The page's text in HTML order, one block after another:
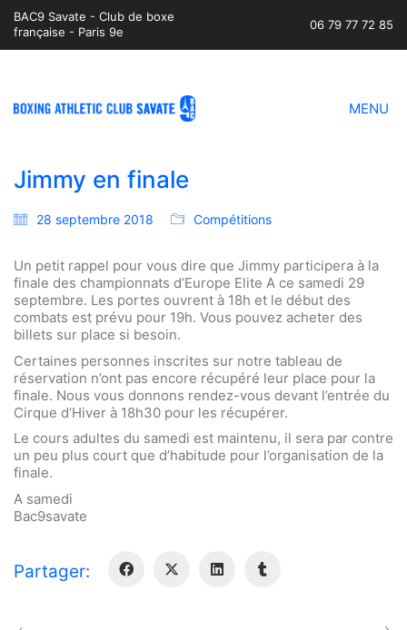
BAC9 Savate - Club de boxe
française - Paris 9e
06 79 77 72 85
MENU
Jimmy en finale
28 septembre 2018 Compétitions
Un petit rappel pour vous dire que Jimmy participera à la
finale des championnats d’Europe Elite A ce samedi 29
septembre. Les portes ouvrent à 18h et le début des
combats est prévu pour 19h. Vous pouvez acheter des
billets sur place si besoin.
Certaines personnes inscrites sur notre tableau de
réservation n’ont pas encore récupéré leur place pour la
finale. Nous vous donnons rendez-vous devant l’entrée du
Cirque d’Hiver à 18h30 pour les récupérer.
Le cours adultes du samedi est maintenu, il sera par contre
un peu plus court que d’habitude pour l’organisation de la
finale.
A samedi
Bac9savate
Partager: